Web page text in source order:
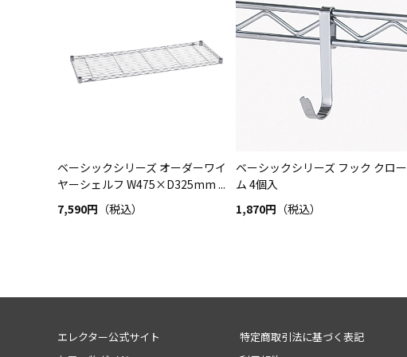
ベーシックシリーズ オーダーワイ
ヤーシェルフ W475×D325mm ...
7,590円 （税込）
ベーシックシリーズ フック クロー
ム 4個入
1,870円 （税込）
エレクター公式サイト
特定商取引法に基づく表記